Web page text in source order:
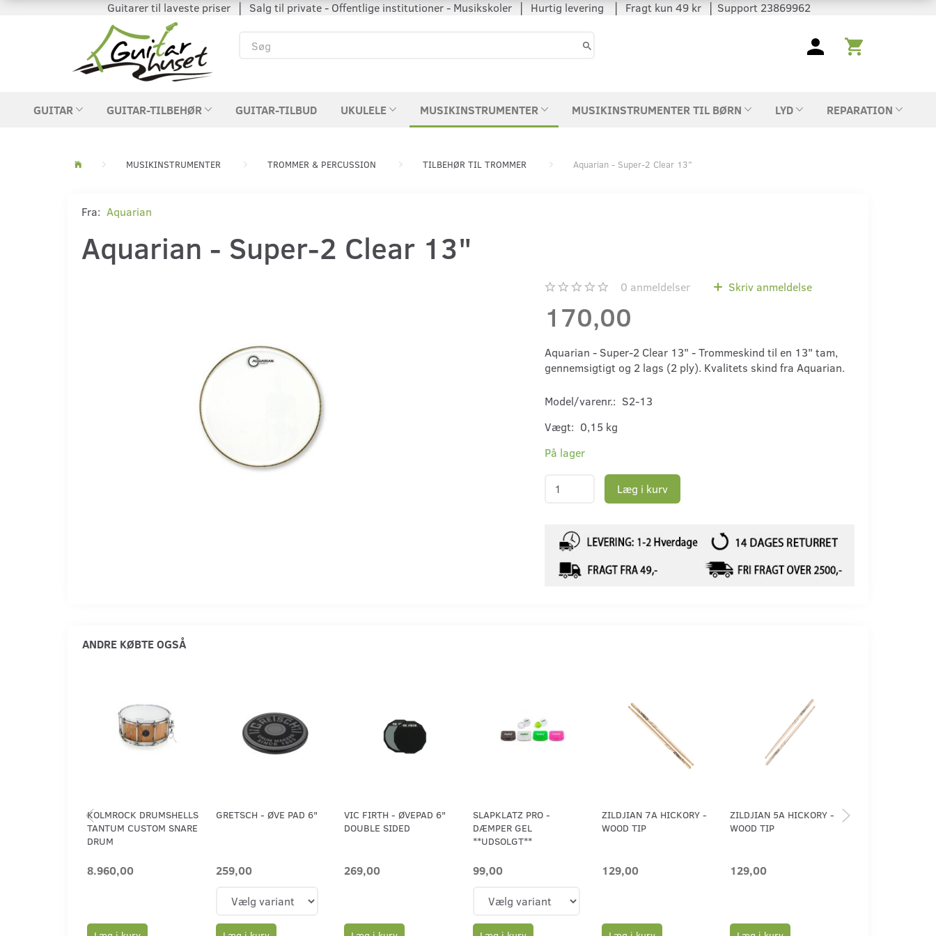
Guitarer til laveste priser │ Salg til private - Offentlige institutioner - Musikskoler │ Hurtig levering │ Fragt kun 49 kr │ Support 23869962
GUITAR GUITAR-TILBEHØR GUITAR-TILBUD UKULELE MUSIKINSTRUMENTER MUSIKINSTRUMENTER TIL BØRN LYD REPARATION
MUSIKINSTRUMENTER TROMMER & PERCUSSION TILBEHØR TIL TROMMER Aquarian - Super-2 Clear 13"
Fra: Aquarian
Aquarian - Super-2 Clear 13"
0 anmeldelser Skriv anmeldelse
170,00
Aquarian - Super-2 Clear 13" - Trommeskind til en 13" tam,
gennemsigtigt og 2 lags (2 ply). Kvalitets skind fra Aquarian.
Model/varenr.: S2-13
Vægt: 0,15 kg
På lager
Læg i kurv
ANDRE KØBTE OGSÅ
KOLMROCK DRUMSHELLS
TANTUM CUSTOM SNARE
DRUM
8.960,00
GRETSCH - ØVE PAD 6"
259,00
VIC FIRTH - ØVEPAD 6"
DOUBLE SIDED
269,00
SLAPKLATZ PRO -
DÆMPER GEL
**UDSOLGT**
99,00
ZILDJIAN 7A HICKORY -
WOOD TIP
129,00
ZILDJIAN 5A HICKORY -
WOOD TIP
129,00